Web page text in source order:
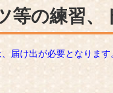
等の練習
届け出が必要となります